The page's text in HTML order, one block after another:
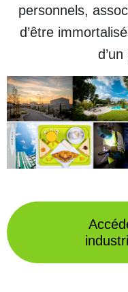
personnels,
d’être